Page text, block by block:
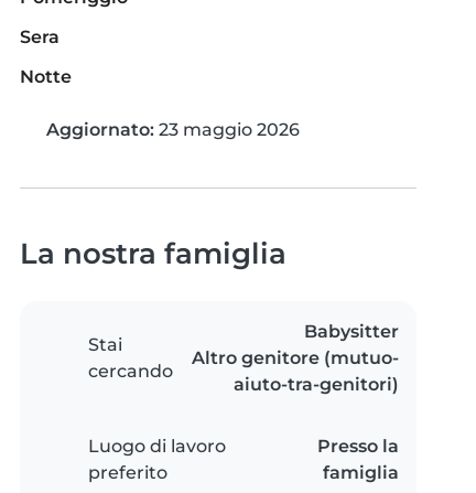
Sera
Notte
Aggiornato: 23 maggio 2026
La nostra famiglia
Stai
cercando
Babysitter
Altro genitore (mutuo-
aiuto-tra-genitori)
Luogo di lavoro
preferito
Presso la
famiglia